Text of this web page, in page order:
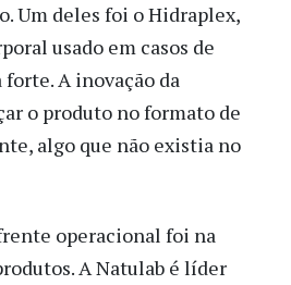
Um deles foi o Hidraplex,
usado em casos de
A inovação da
o produto no formato de
algo que não existia no
operacional foi na
A Natulab é líder